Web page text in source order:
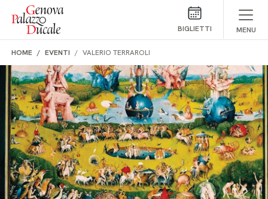
Salta al contenuto
BIGLIETTI MENU
HOME EVENTI VALERIO TERRAROLI